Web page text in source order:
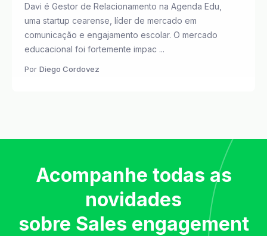
Davi é Gestor de Relacionamento na Agenda Edu,
uma startup cearense, líder de mercado em
comunicação e engajamento escolar. O mercado
educacional foi fortemente impac ...
Por Diego Cordovez
Acompanhe todas as
novidades
sobre Sales engagement